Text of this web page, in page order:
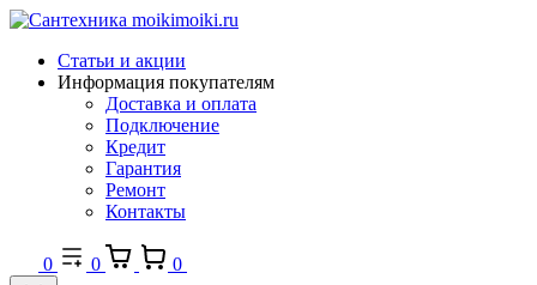
Статьи и акции
Информация покупателям
Доставка и оплата
Подключение
Кредит
Гарантия
Ремонт
Контакты
0 0 0